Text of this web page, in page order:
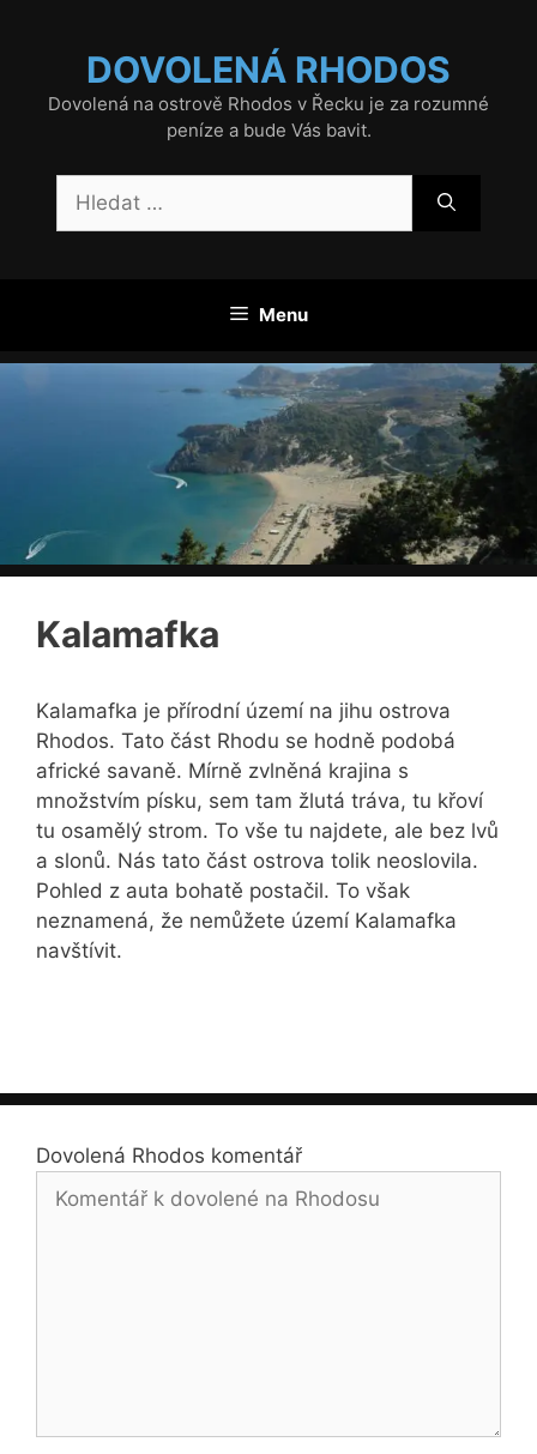
DOVOLENÁ RHODOS
Dovolená na ostrově Rhodos v Řecku je za rozumné
peníze a bude Vás bavit.
Menu
Kalamafka
Kalamafka je přírodní území na jihu ostrova
Rhodos. Tato část Rhodu se hodně podobá
africké savaně. Mírně zvlněná krajina s
množstvím písku, sem tam žlutá tráva, tu křoví
tu osamělý strom. To vše tu najdete, ale bez lvů
a slonů. Nás tato část ostrova tolik neoslovila.
Pohled z auta bohatě postačil. To však
neznamená, že nemůžete území Kalamafka
navštívit.
Dovolená Rhodos komentář